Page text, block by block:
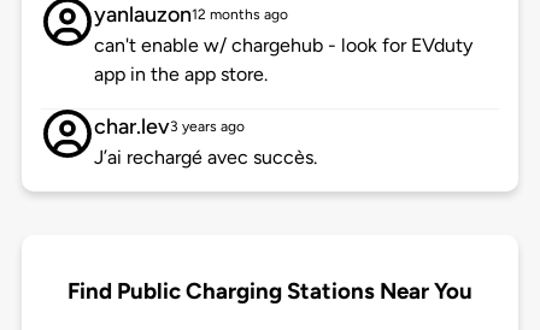
yanlauzon12 months ago
can't enable w/ chargehub - look for EVduty
app in the app store.
char.lev3 years ago
J’ai rechargé avec succès.
Find Public Charging Stations Near You